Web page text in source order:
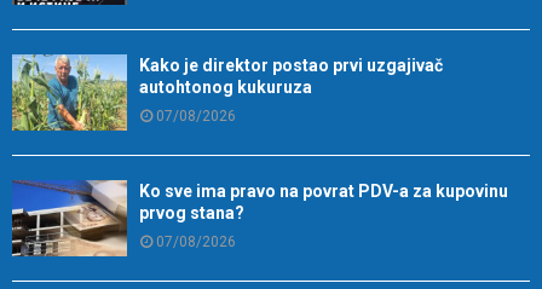
Kako je direktor postao prvi uzgajivač
autohtonog kukuruza
07/08/2026
Ko sve ima pravo na povrat PDV-a za kupovinu
prvog stana?
07/08/2026